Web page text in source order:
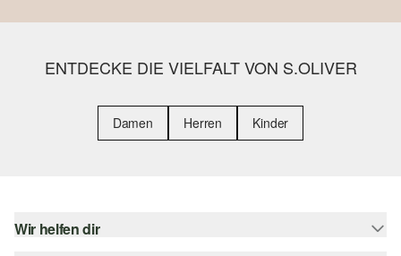
ENTDECKE DIE VIELFALT VON S.OLIVER
Damen Herren Kinder
Wir helfen dir